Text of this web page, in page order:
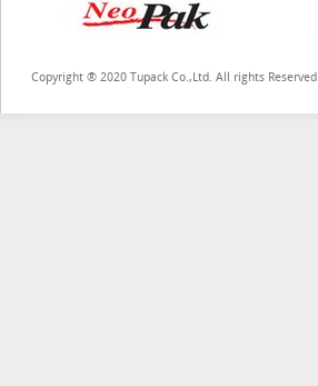
Copyright ® 2020 Tupack Co.,Ltd. All rights Reserved